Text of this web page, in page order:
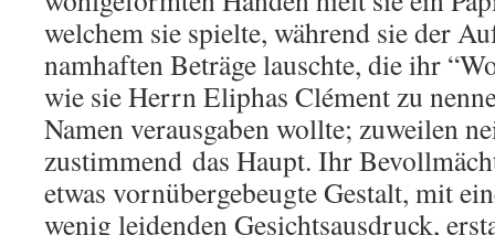
welchem sie spielte, während sie der
namhaften Beträge lauschte, die ihr
wie sie Herrn Eliphas Clément zu
Namen verausgaben wollte; zuweilen
zustimmend das Haupt. Ihr
etwas vornübergebeugte Gestalt, mit
wenig leidenden Gesichtsausdruck,